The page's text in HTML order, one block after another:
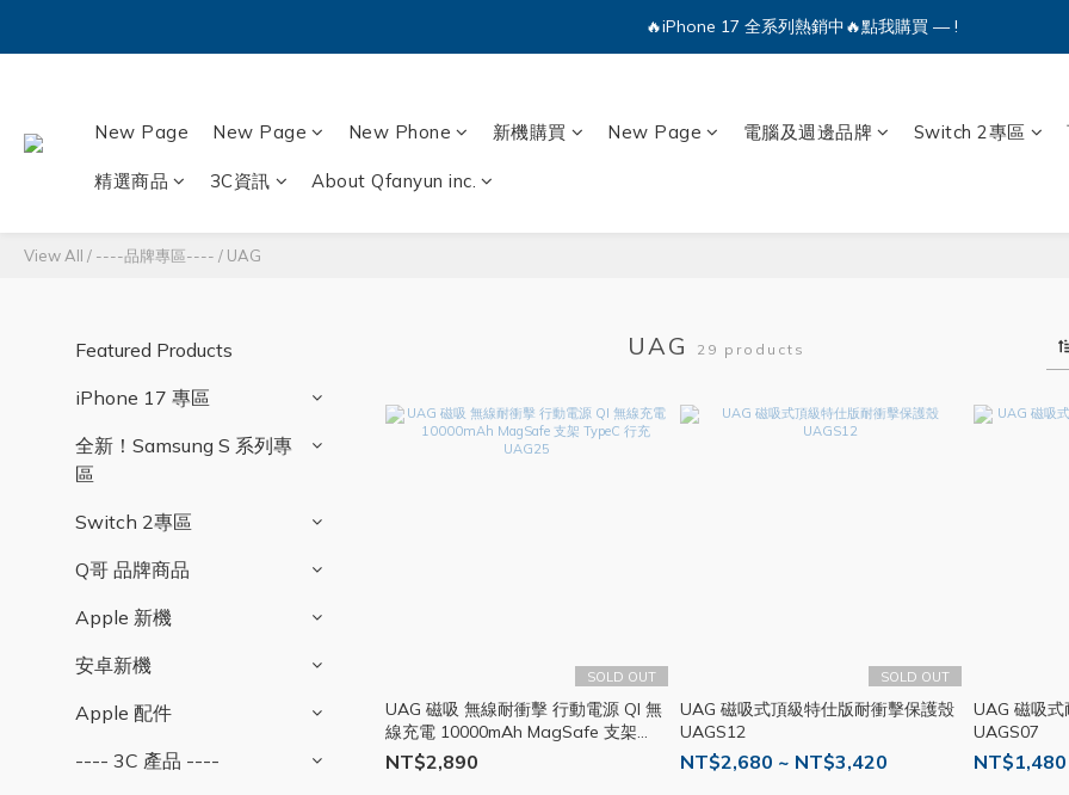
🔥iPhone 17 全系列熱銷中🔥點我購買 — !
🔥iPhone 17 全系列熱銷中🔥點我購買 — !
🔥iPhone 17 全系列熱銷中🔥點我購買 — !
New Page New Page New Phone 新機購買 New Page 電腦及週邊品牌 Switch 2專區
精選商品 3C資訊 About Qfanyun inc.
View All / ----品牌專區---- / UAG
Featured Products
iPhone 17 專區
全新！Samsung S 系列專
區
Switch 2專區
Q哥 品牌商品
Apple 新機
安卓新機
Apple 配件
---- 3C 產品 ----
UAG 29 products
SOLD OUT
UAG 磁吸 無線耐衝擊 行動電源 QI 無
線充電 10000mAh MagSafe 支架
TypeC 行充 UAG25
NT$2,890
SOLD OUT
UAG 磁吸式頂級特仕版耐衝擊保護殼
UAGS12
NT$2,680 ~ NT$3,420
UAG 磁吸
UAGS07